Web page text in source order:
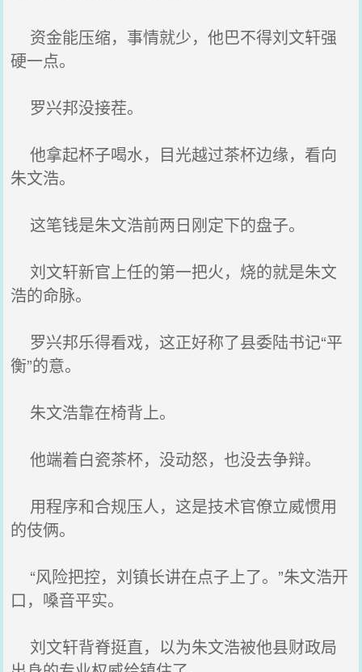
资金能压缩，事情就少，他巴不得刘文轩强
硬一点。
罗兴邦没接茬。
他拿起杯子喝水，目光越过茶杯边缘，看向
朱文浩。
这笔钱是朱文浩前两日刚定下的盘子。
刘文轩新官上任的第一把火，烧的就是朱文
浩的命脉。
罗兴邦乐得看戏，这正好称了县委陆书记“平
衡”的意。
朱文浩靠在椅背上。
他端着白瓷茶杯，没动怒，也没去争辩。
用程序和合规压人，这是技术官僚立威惯用
的伎俩。
“风险把控，刘镇长讲在点子上了。”朱文浩开
口，嗓音平实。
刘文轩背脊挺直，以为朱文浩被他县财政局